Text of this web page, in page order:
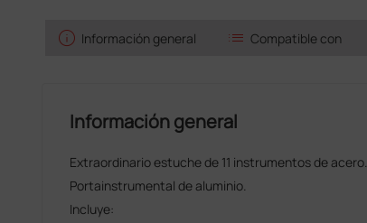
info Información general list Compatible con
Información general
Extraordinario estuche de 11 instrumentos de acero.
Portainstrumental de aluminio.
Incluye: